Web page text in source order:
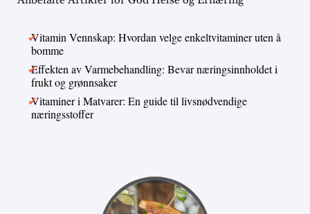
Vitamin Vennskap: Hvordan velge enkeltvitaminer uten å
bomme
Effekten av Varmebehandling: Bevar næringsinnholdet i
frukt og grønnsaker
Vitaminer i Matvarer: En guide til livsnødvendige
næringsstoffer